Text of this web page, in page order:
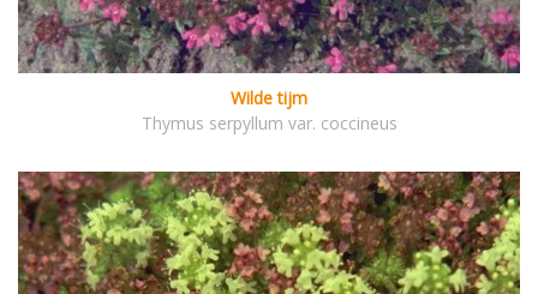
Wilde tijm
Thymus serpyllum var. coccineus